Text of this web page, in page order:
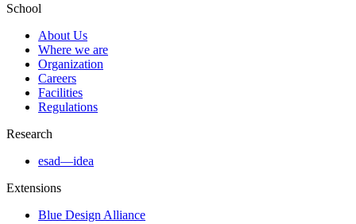
School
About Us
Where we are
Organization
Careers
Facilities
Regulations
Research
esad—idea
Extensions
Blue Design Alliance